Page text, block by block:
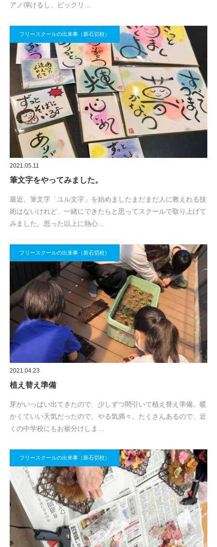
アノ弾けるし、ビックリ…
フリースクールの出来事（新石切校）
2021.05.11
筆文字をやってみました。
最近、筆文字「ユル文字」を始めましたまだまだ人に教えれる技
術はないけれど、一緒にできたらと思ってスクールで取り上げて
みました。思った以上に熱心…
フリースクールの出来事（新石切校）
2021.04.23
植え替え準備
芽がいっぱい出てきたので、少しずつ間引いて植え替え準備。暖
かくていい天気だったので、やる気満々。たくさんあるので、近
くの中学校にもお裾分けしま…
フリースクールの出来事（新石切校）